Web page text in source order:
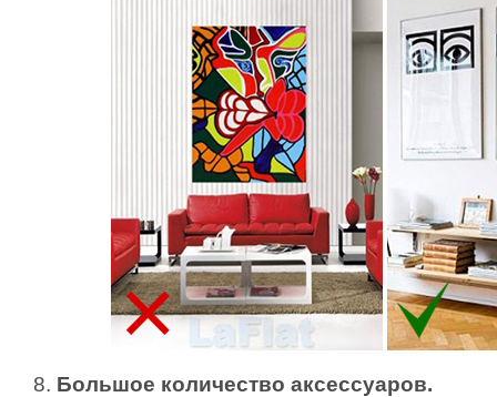
8. Большое количество аксессуаров.